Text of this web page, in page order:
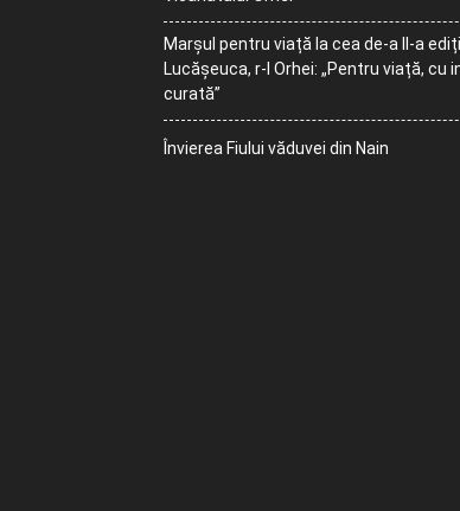
Marșul pentru viață la cea de-a II-a
Lucășeuca, r-l Orhei: „Pentru viață, cu
curată”
Învierea Fiului văduvei din Nain